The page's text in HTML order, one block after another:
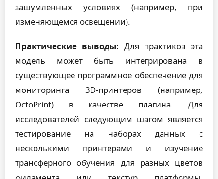
зашумленных условиях (например, при
изменяющемся освещении).
Практические выводы: Для практиков эта
модель может быть интегрирована в
существующее программное обеспечение для
мониторинга 3D-принтеров (например,
OctoPrint) в качестве плагина. Для
исследователей следующим шагом является
тестирование на наборах данных с
несколькими принтерами и изучение
трансферного обучения для разных цветов